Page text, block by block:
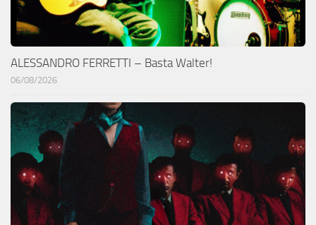
ALESSANDRO FERRETTI – Basta Walter!
06/08/2026